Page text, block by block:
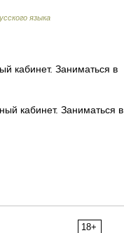
языка
кабинет. Заниматься в
кабинет. Заниматься в
18+